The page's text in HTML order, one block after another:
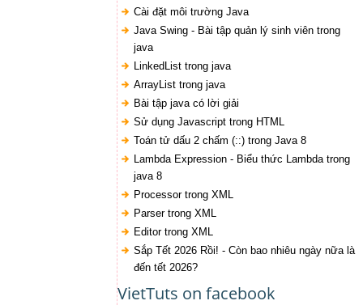
Cài đặt môi trường Java
Java Swing - Bài tập quản lý sinh viên trong
java
LinkedList trong java
ArrayList trong java
Bài tập java có lời giải
Sử dụng Javascript trong HTML
Toán tử dấu 2 chấm (::) trong Java 8
Lambda Expression - Biểu thức Lambda trong
java 8
Processor trong XML
Parser trong XML
Editor trong XML
Sắp Tết 2026 Rồi! - Còn bao nhiêu ngày nữa là
đến tết 2026?
VietTuts on facebook